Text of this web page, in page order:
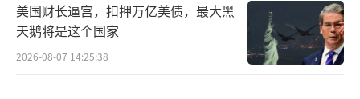
哈梅内伊，但在伊朗国内，他已经收到了极大
的支持。美国有线电视新闻网（CNN）注意
美国财长逼宫，扣押万亿美债，最大黑
天鹅将是这个国家
2026-08-07 14:25:38